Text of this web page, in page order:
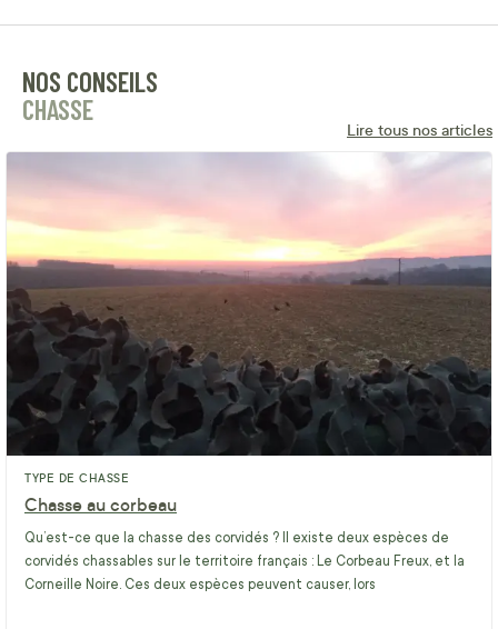
NOS CONSEILS
CHASSE
Lire tous nos articles
TYPE DE CHASSE
Chasse au corbeau
Qu’est-ce que la chasse des corvidés ? Il existe deux espèces de
corvidés chassables sur le territoire français : Le Corbeau Freux, et la
Corneille Noire. Ces deux espèces peuvent causer, lors